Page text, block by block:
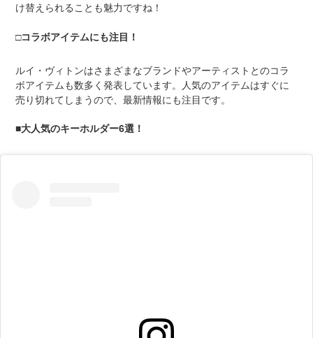
け替えられることも魅力ですね！
□コラボアイテムにも注目！
ルイ・ヴィトンはさまざまなブランドやアーティストとのコラ
ボアイテムも数多く発表しています。人気のアイテムはすぐに
売り切れてしまうので、最新情報にも注目です。
■大人気のキーホルダー6選！